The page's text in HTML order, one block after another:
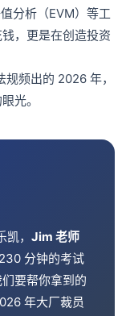
分析（EVM）等工
，更是在创造投资
规频出的 2026 年，
光。
， Jim 老师
分钟的考试
要帮你拿到的
年大厂裁员